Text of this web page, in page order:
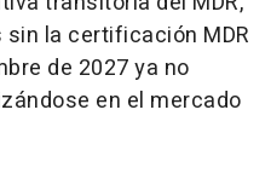
la certificación MDR
de 2027 ya no
en el mercado